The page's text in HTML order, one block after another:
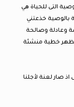
التى للحياة هي
بالوصية خذعتني
وعادلة وصالحة
تظهر خطية منشئة
اذ صار لعنة لأجلنا